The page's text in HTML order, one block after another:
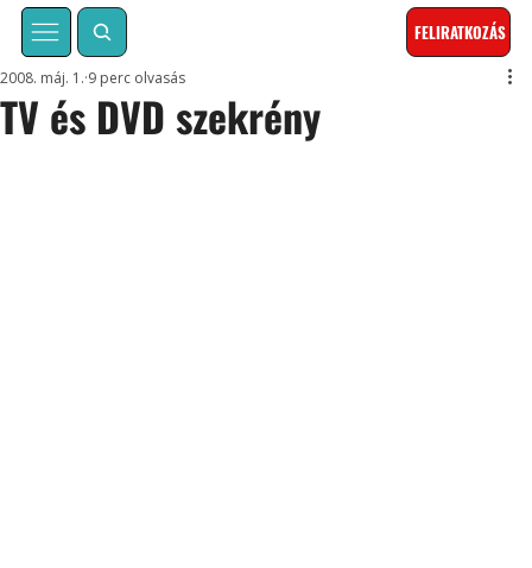
FELIRATKOZÁS
TV és DVD szekrény
2008. máj. 1. 9 perc olvasás